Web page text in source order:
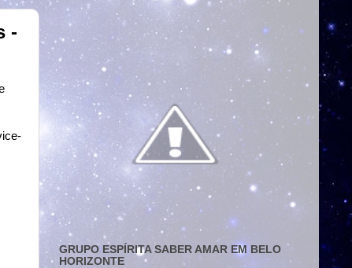
-
GRUPO ESPÍRITA SABER AMAR EM BELO
HORIZONTE